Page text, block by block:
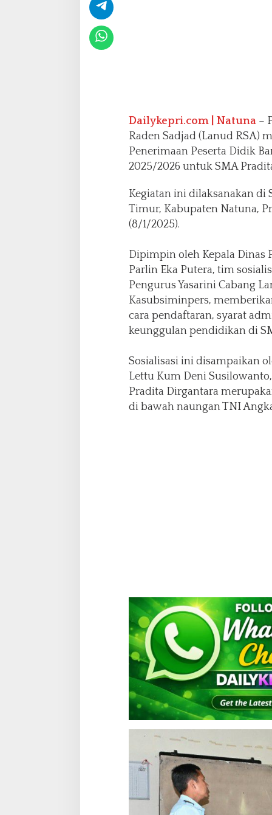
s
B
a
i
s
a
t
u
n
Dailykepri.com | Natuna–
Raden Sadjad (Lanud RSA)
Penerimaan Peserta Didik
2025/2026 untuk SMA
Kegiatan ini dilaksanakan di
Timur, Kabupaten Natuna,
(8/1/2025).
Dipimpin oleh Kepala Dinas
Parlin Eka Putera, tim
Pengurus Yasarini Cabang
Kasubsiminpers,
cara pendaftaran, syarat
keunggulan pendidikan di
Sosialisasi ini disampaikan
Lettu Kum Deni
Pradita Dirgantara
di bawah naungan TNI